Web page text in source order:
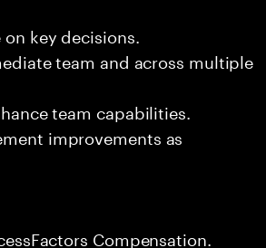
key decisions.
team and across multiple
team capabilities.
improvements as
Compensation.